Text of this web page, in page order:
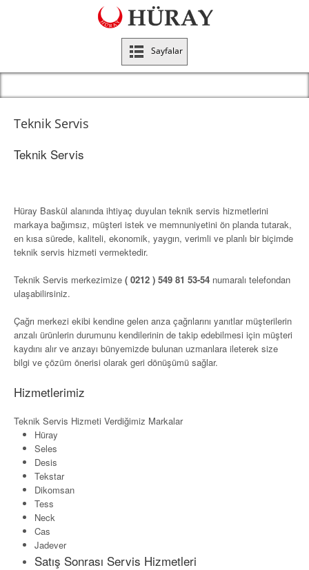
Sayfalar
Teknik Servis
Teknik Servis
Hüray Baskül alanında ihtiyaç duyulan teknik servis hizmetlerini
markaya bağımsız, müşteri istek ve memnuniyetini ön planda tutarak,
en kısa sürede, kaliteli, ekonomik, yaygın, verimli ve planlı bir biçimde
teknik servis hizmeti vermektedir.
Teknik Servis merkezimize ( 0212 ) 549 81 53-54 numaralı telefondan
ulaşabilirsiniz.
Çağrı merkezi ekibi kendine gelen arıza çağrılarını yanıtlar müşterilerin
arızalı ürünlerin durumunu kendilerinin de takip edebilmesi için müşteri
kaydını alır ve arızayı bünyemizde bulunan uzmanlara ileterek size
bilgi ve çözüm önerisi olarak geri dönüşümü sağlar.
Hizmetlerimiz
Teknik Servis Hizmeti Verdiğimiz Markalar
Hüray
Seles
Desis
Tekstar
Dikomsan
Tess
Neck
Cas
Jadever
Satış Sonrası Servis Hizmetleri